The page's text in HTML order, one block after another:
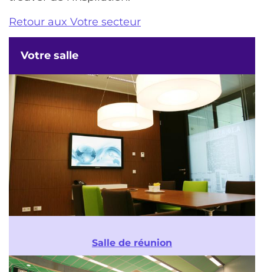
Retour aux Votre secteur
Votre salle
Salle de réunion